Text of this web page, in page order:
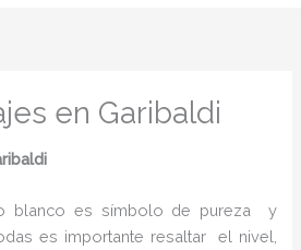
en Garibaldi
blanco es símbolo de pureza y
es importante resaltar el nivel,